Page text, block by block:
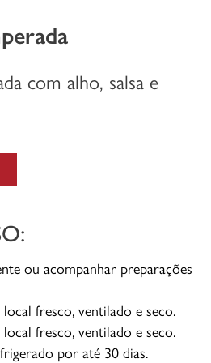
com alho, salsa e
ou acompanhar preparações
fresco, ventilado e seco.
fresco, ventilado e seco.
por até 30 dias.